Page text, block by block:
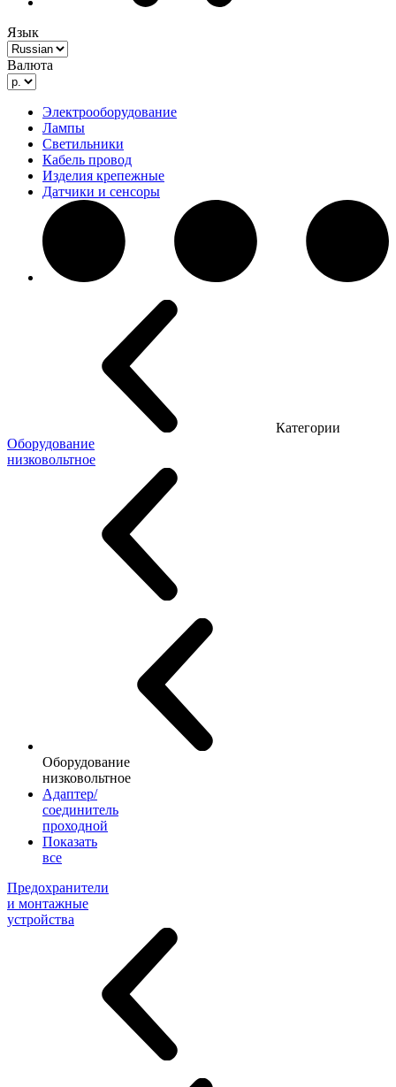
Язык
Валюта
Электрооборудование
Лампы
Светильники
Кабель провод
Изделия крепежные
Датчики и сенсоры
Категории
Оборудование
низковольтное
Оборудование
низковольтное
Адаптер/
соединитель
проходной
Показать
все
Предохранители
и монтажные
устройства